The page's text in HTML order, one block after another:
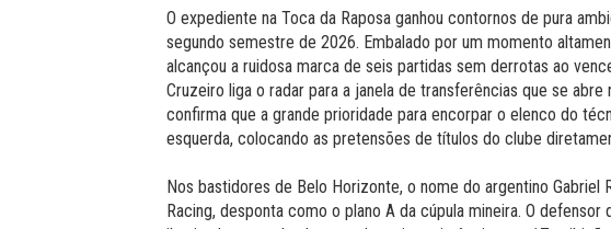
O expediente na Toca da Raposa ganhou contornos de pura
segundo semestre de 2026. Embalado por um momento
alcançou a ruidosa marca de seis partidas sem derrotas ao
Cruzeiro liga o radar para a janela de transferências que se
confirma que a grande prioridade para encorpar o elenco do
esquerda, colocando as pretensões de títulos do clube
Nos bastidores de Belo Horizonte, o nome do argentino Gabriel
Racing, desponta como o plano A da cúpula mineira. O defensor